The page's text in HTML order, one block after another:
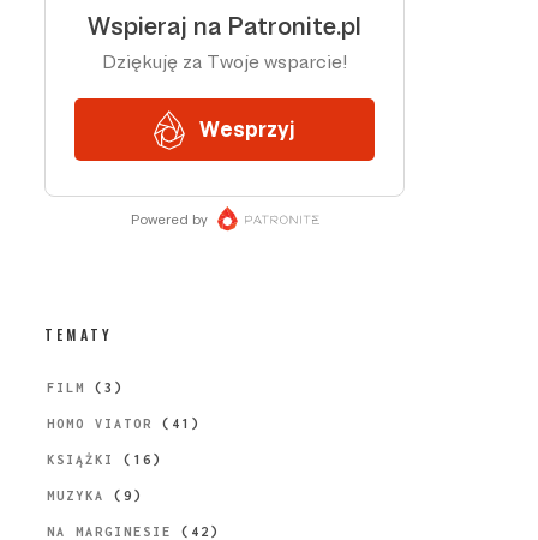
TEMATY
FILM (3)
HOMO VIATOR (41)
KSIĄŻKI (16)
MUZYKA (9)
NA MARGINESIE (42)